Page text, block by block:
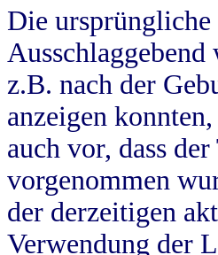
Die
z.B. nach der
anzeigen
auch vor, dass
vorgenommen
der derzeitigen
Verwendung der